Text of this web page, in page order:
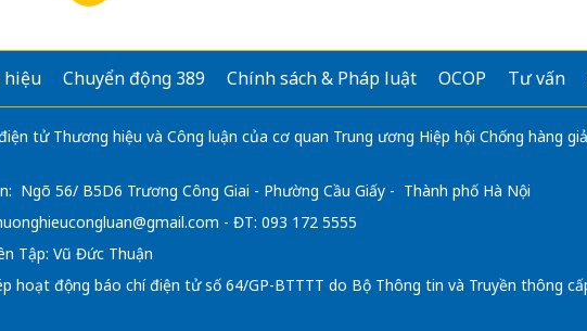
hiệu Chuyển động 389 Chính sách & Pháp luật OCOP Tư vấn
tử Thương hiệu và Công luận của cơ quan Trung ương Hiệp hội Chống hàng
Ngõ 56/ B5D6 Trương Công Giai - Phường Cầu Giấy - Thành phố Hà Nội
- ĐT: 093 172 5555
Tập: Vũ Đức Thuận
hoạt động báo chí điện tử số 64/GP-BTTTT do Bộ Thông tin và Truyền thông